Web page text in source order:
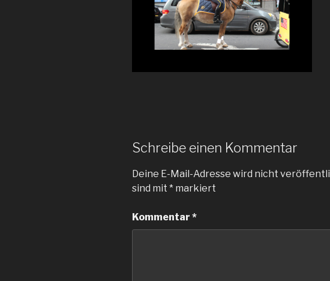
Schreibe einen Kommentar
Deine E-Mail-Adresse wird nicht
sind mit * markiert
Kommentar *